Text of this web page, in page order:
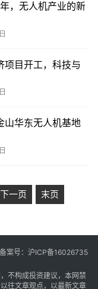
，无人机产业的新
项目开工，科技与
山华东无人机基地
下一页 末页
号： 沪ICP备16026735
不构成投资建议，本网禁
往文章观点，以最新文章